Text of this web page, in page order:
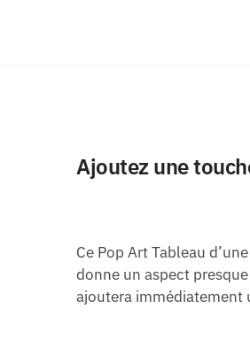
Ajoutez une
Ce Pop Art Tableau
donne un aspect
ajoutera immédiatement